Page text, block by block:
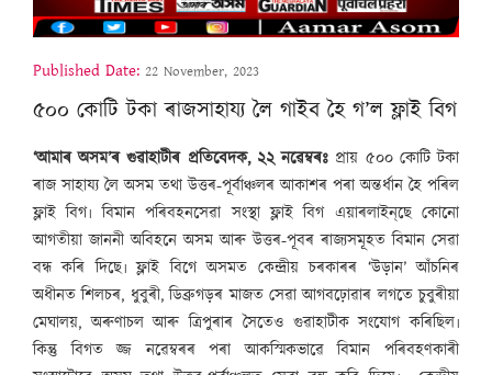
Published Date: 22 November, 2023
৫০০ কোটি টকা ৰাজসাহায্য লৈ গাইব হৈ গ’ল ফ্লাই বিগ
‘আমাৰ অসম’ৰ গুৱাহাটীৰ প্ৰতিবেদক, ২২ নৱেম্বৰঃ প্ৰায় ৫০০ কোটি টকা
ৰাজ সাহায্য লৈ অসম তথা উত্তৰ-পূৰ্বাঞ্চলৰ আকাশৰ পৰা অন্তৰ্ধান হৈ পৰিল
ফ্লাই বিগ৷ বিমান পৰিবহনসেৱা সংস্থা ফ্লাই বিগ এয়াৰলাইন্‌ছে কোনো
আগতীয়া জাননী অবিহনে অসম আৰু উত্তৰ-পূবৰ ৰাজ্যসমূহত বিমান সেৱা
বন্ধ কৰি দিছে৷ ফ্লাই বিগে অসমত কেন্দ্ৰীয় চৰকাৰৰ ‘উড়ান’ আঁচনিৰ
অধীনত শিলচৰ, ধুবুৰী, ডিব্ৰুগড়ৰ মাজত সেৱা আগবঢ়োৱাৰ লগতে চুবুৰীয়া
মেঘালয়, অৰুণাচল আৰু ত্ৰিপুৰাৰ সৈতেও গুৱাহাটীক সংযোগ কৰিছিল৷
কিন্তু বিগত জ্জ নৱেম্বৰৰ পৰা আকস্মিকভাৱে বিমান পৰিবহণকাৰী